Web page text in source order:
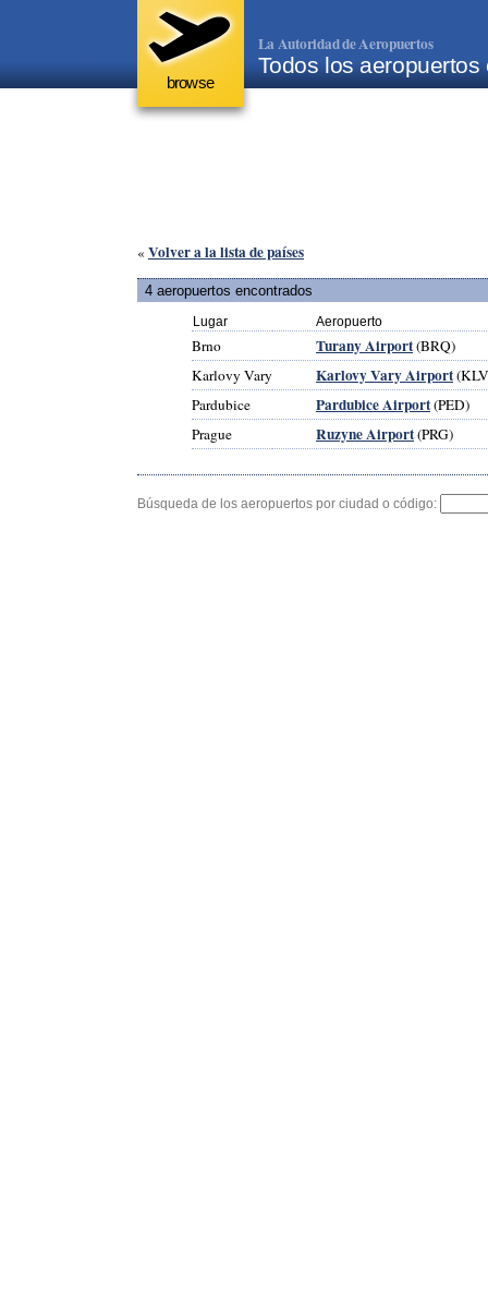
browse
La Autoridad de Aeropuertos
Todos los
« Volver a la lista de países
4 aeropuertos encontrados
Lugar Aeropuerto
Brno Turany Airport(BRQ)
Karlovy Vary
Karlovy Vary Airport
Pardubice
Pardubice Airport(PED)
Prague
Ruzyne Airport(PRG)
Búsqueda de los aeropuertos por ciudad o código: